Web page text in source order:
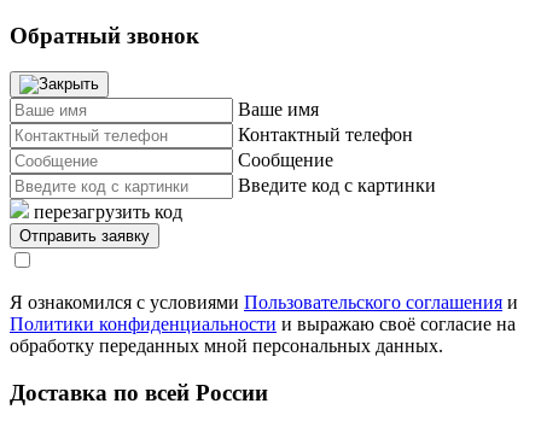
Обратный звонок
Ваше имя
Контактный телефон
Сообщение
Введите код с картинки
перезагрузить код
Я ознакомился с условиями Пользовательского соглашения и
Политики конфиденциальности и выражаю своё согласие на
обработку переданных мной персональных данных.
Доставка по всей России